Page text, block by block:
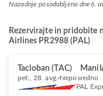
Nazadnje posodobljeno dne6.
Rezervirajte in pridobite
Airlines PR2988 (PAL)
Tacloban (TAC)
pet., 28. avg. Neposredno
PAL